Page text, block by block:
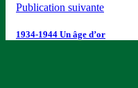
Publication suivante
1934-1944 Un âge d’or